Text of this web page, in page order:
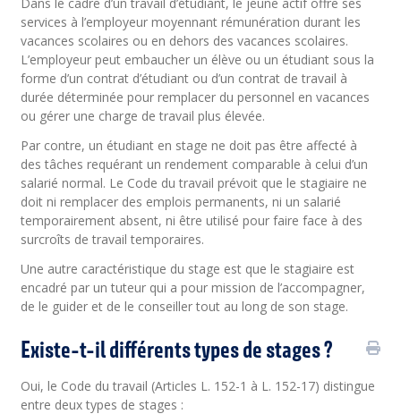
services à l’employeur moyennant rémunération durant les
vacances scolaires ou en dehors des vacances scolaires.
L’employeur peut embaucher un élève ou un étudiant sous la
forme d’un contrat d’étudiant ou d’un contrat de travail à
durée déterminée pour remplacer du personnel en vacances
ou gérer une charge de travail plus élevée.
Par contre, un étudiant en stage ne doit pas être affecté à
des tâches requérant un rendement comparable à celui d’un
salarié normal. Le Code du travail prévoit que le stagiaire ne
doit ni remplacer des emplois permanents, ni un salarié
temporairement absent, ni être utilisé pour faire face à des
surcroîts de travail temporaires.
Une autre caractéristique du stage est que le stagiaire est
encadré par un tuteur qui a pour mission de l’accompagner,
de le guider et de le conseiller tout au long de son stage.
Existe-t-il différents types de stages ?
Oui, le Code du travail (Articles L. 152-1 à L. 152-17) distingue
entre deux types de stages :